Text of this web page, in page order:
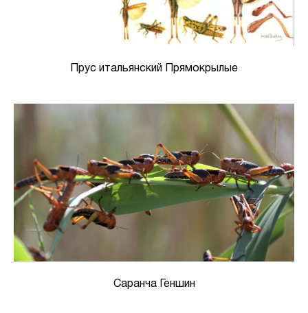
Прус итальянский Прямокрылые
Саранча Геншин